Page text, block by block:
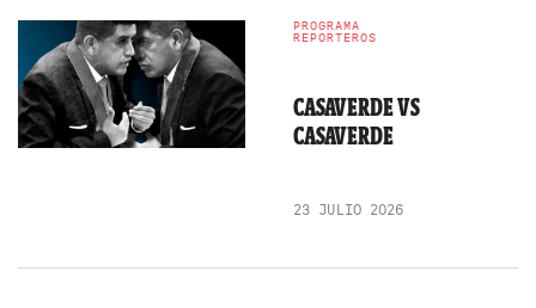
PROGRAMA
REPORTEROS
CASAVERDE VS
CASAVERDE
23 JULIO 2026